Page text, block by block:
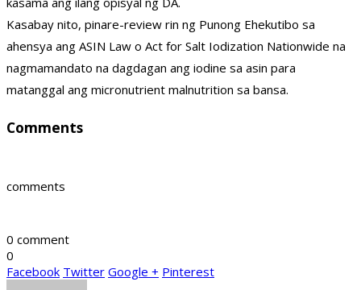
Kasabay nito, pinare-review rin ng Punong Ehekutibo sa
ahensya ang ASIN Law o Act for Salt Iodization Nationwide na
nagmamandato na dagdagan ang iodine sa asin para
matanggal ang micronutrient malnutrition sa bansa.
Comments
comments
0 comment
0
Facebook Twitter Google + Pinterest